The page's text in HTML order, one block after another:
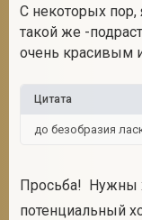
С некоторых
такой же -
очень красивым
Цитата
до безобразия
Просьба! Нужны
потенциальный